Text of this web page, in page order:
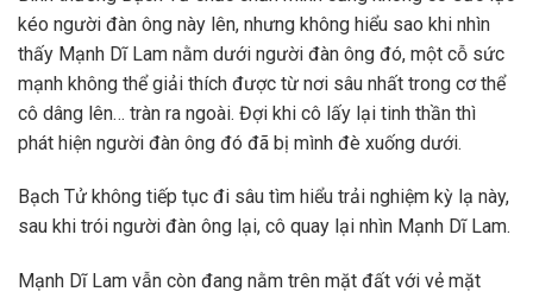
kéo người đàn ông này lên, nhưng không hiểu sao khi nhìn
thấy Mạnh Dĩ Lam nằm dưới người đàn ông đó, một cỗ sức
mạnh không thể giải thích được từ nơi sâu nhất trong cơ thể
cô dâng lên… tràn ra ngoài. Đợi khi cô lấy lại tinh thần thì
phát hiện người đàn ông đó đã bị mình đè xuống dưới.
Bạch Tử không tiếp tục đi sâu tìm hiểu trải nghiệm kỳ lạ này,
sau khi trói người đàn ông lại, cô quay lại nhìn Mạnh Dĩ Lam.
Mạnh Dĩ Lam vẫn còn đang nằm trên mặt đất với vẻ mặt